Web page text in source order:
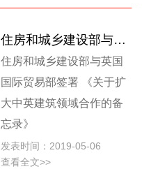
住房和城乡建设部与英国国际贸易部签署 《关于扩大中英建筑领域合作的备忘录》
住房和城乡建设部与英国
国际贸易部签署 《关于扩
大中英建筑领域合作的备
忘录》
发表时间：2019-05-06
查看全文>>